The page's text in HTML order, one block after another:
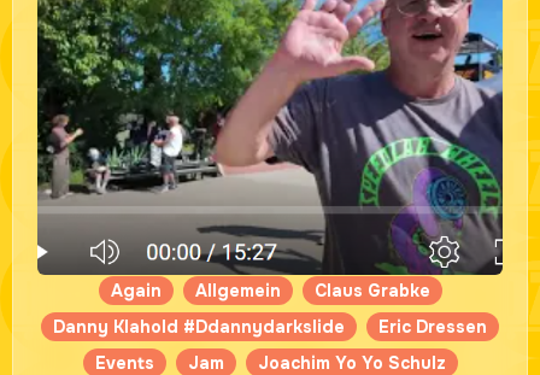
Again Allgemein
Claus Grabke
Danny Klahold #Ddannydarkslide
Eric Dressen
Events
Jam
Joachim Yo Yo Schulz